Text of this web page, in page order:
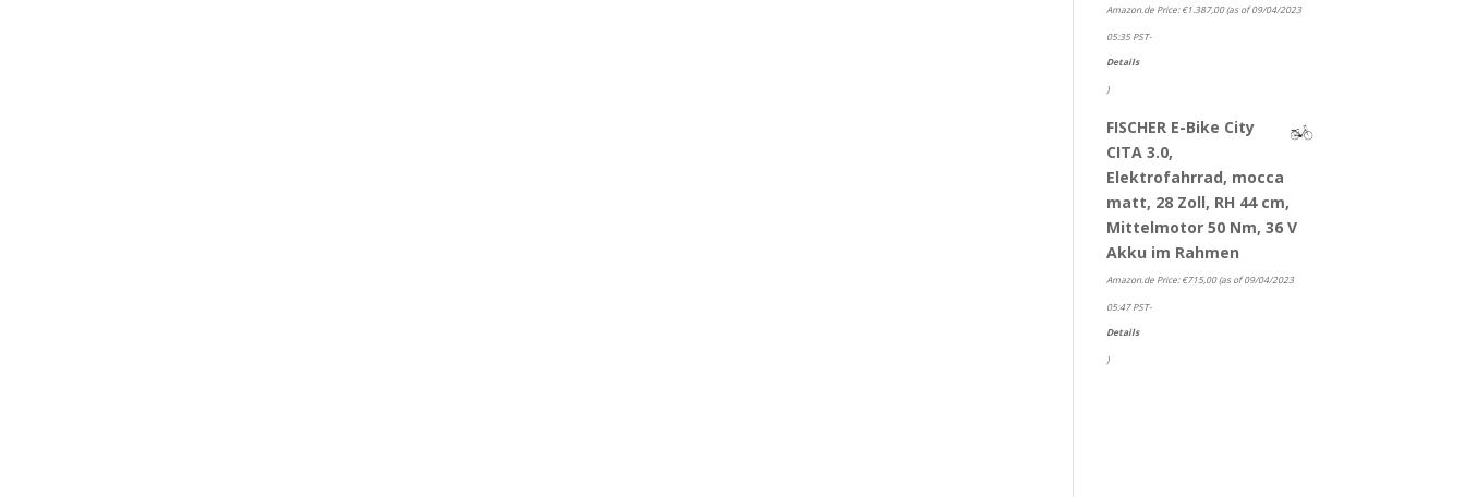
Amazon.de Price:€1.387,00(as of 09/04/2023
05:35 PST-
Details
)
FISCHER E-Bike City
CITA 3.0,
Elektrofahrrad, mocca
matt, 28 Zoll, RH 44 cm,
Mittelmotor 50 Nm, 36 V
Akku im Rahmen
Amazon.de Price:€715,00(as of 09/04/2023
05:47 PST-
Details
)